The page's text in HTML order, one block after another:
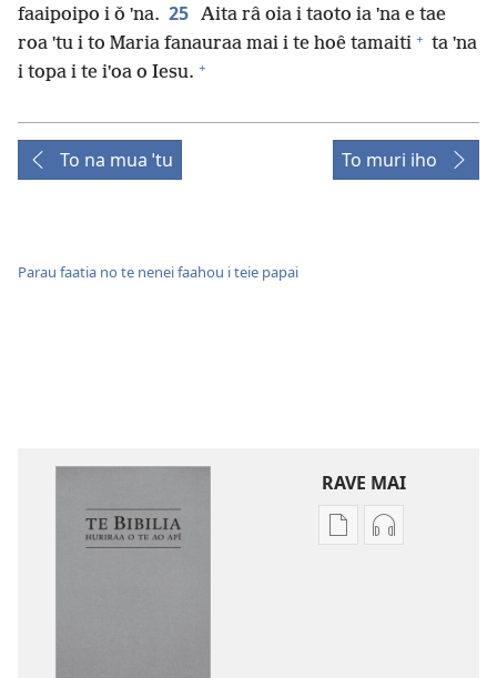
faaipoipo i ǒ ˈna. 25 Aita râ oia i taoto ia ˈna e tae
roa ˈtu i to Maria fanauraa mai i te hoê tamaiti + ta ˈna
i topa i te iˈoa o Iesu. +
To na mua ˈtu To muri iho
Parau faatia no te nenei faahou i teie papai
RAVE MAI
No
No